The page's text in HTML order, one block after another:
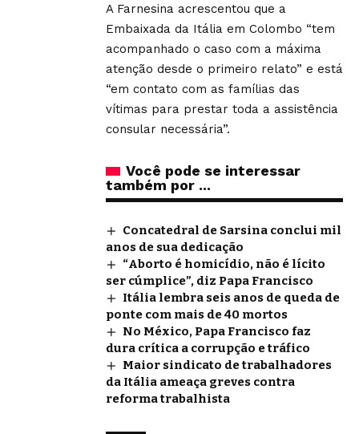
A Farnesina acrescentou que a
Embaixada da Itália em Colombo “tem
acompanhado o caso com a máxima
atenção desde o primeiro relato” e está
“em contato com as famílias das
vítimas para prestar toda a assistência
consular necessária”.
Você pode se interessar
também por ...
Concatedral de Sarsina conclui mil
anos de sua dedicação
“Aborto é homicídio, não é lícito
ser cúmplice”, diz Papa Francisco
Itália lembra seis anos de queda de
ponte com mais de 40 mortos
No México, Papa Francisco faz
dura crítica a corrupção e tráfico
Maior sindicato de trabalhadores
da Itália ameaça greves contra
reforma trabalhista